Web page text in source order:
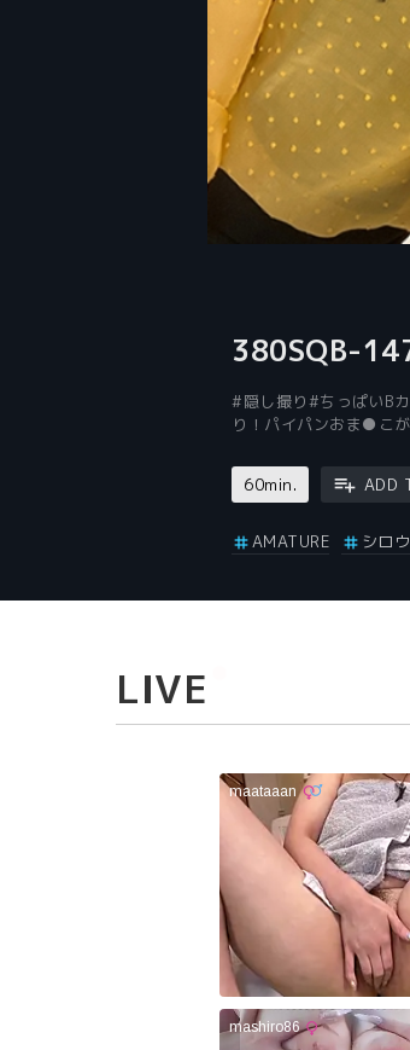
380SQB-
#隠し撮り#ちっぱいB
り！パイパンおま●こ
60min. ADD
AMATURE シロ
LIVE